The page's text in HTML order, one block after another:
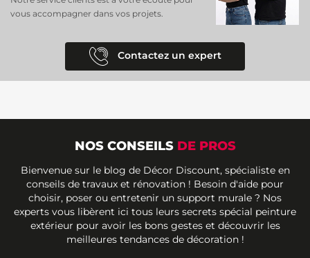
vous accompagner dans vos projets.
Contactez un expert
NOS CONSEILS DE PROS
Bienvenue sur le blog de Décor Discount, spécialiste en
conseils de travaux et rénovation ! Besoin d'aide pour
choisir, poser ou entretenir un support murale ? Nos
experts vous libèrent ici tous leurs secrets spécial peinture
extérieur pour avoir les bons gestes et découvrir les
meilleures tendances de décoration !